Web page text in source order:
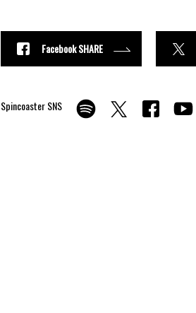
Facebook SHARE
Spincoaster SNS